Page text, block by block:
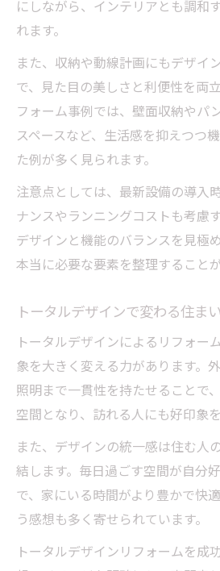
にしながら、インテリアとも調和
れます。
また、収納や動線計画にもデザイ
で、見た目の美しさと利便性を両
フォーム事例では、壁面収納やパ
スペースなど、生活感を抑えつつ
た例が多く見られます。
注意点としては、最新設備の導入
ナンスやランニングコストも考慮
デザインと機能のバランスを見極
本当に必要な要素を整理することが
トータルデザインで変わる住ま
トータルデザインによるリフォー
象を大きく変える力があります。
照明まで一貫性を持たせることで
空間となり、訪れる人にも好印象
また、デザインの統一感は住む人
結します。毎日過ごす空間が自分
で、家にいる時間がより豊かで快
う感想も多く寄せられています。
トータルデザインリフォームを成